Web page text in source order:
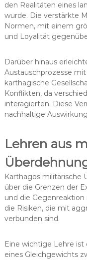
den Realitäten eines
wurde. Die verstärkte
Normen, mit einem
und Loyalität
Darüber hinaus
Austauschprozesse
karthagische
Konflikten, da
interagierten. Diese
nachhaltige
Lehren aus
Karthagos militärische
über die Grenzen der
und die
die Risiken, die mit
verbunden sind.
Eine wichtige Lehre
eines Gleichgewichts